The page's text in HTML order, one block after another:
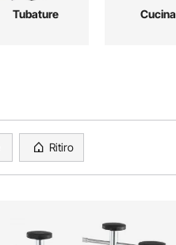
Tubature Cucina
Ritiro